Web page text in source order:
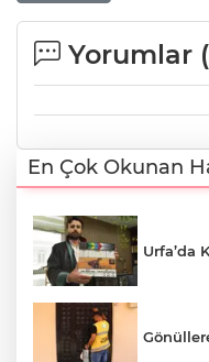
Yorumlar (
En Çok Okunan
Urfa’da